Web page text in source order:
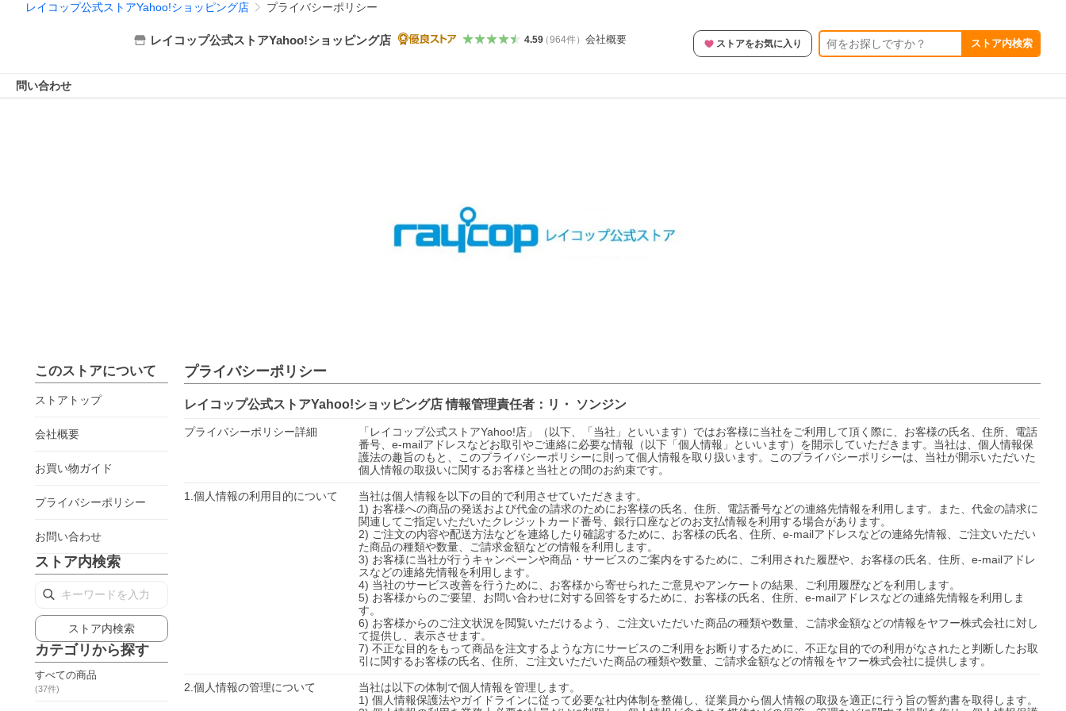
レイコップ公式ストアYahoo!ショッピング店 プライバシーポリシー
レイコップ公式ストアYahoo!ショッピング店 4.59（964件） 会社概要 ストアをお気に入り ストア内検索
問い合わせ
このストアについて
ストアトップ
会社概要
お買い物ガイド
プライバシーポリシー
お問い合わせ
ストア内検索
ストア内検索
カテゴリから探す
すべての商品
(37件)
プライバシーポリシー
レイコップ公式ストアYahoo!ショッピング店情報管理責任者： リ・ ソンジン
プライバシーポリシー詳細
「レイコップ公式ストアYahoo!店」（以下、「当社」といいます）ではお客様に当社をご利用して頂く際に、お客様の氏名、住所、電話
番号、e-mailアドレスなどお取引やご連絡に必要な情報（以下「個人情報」といいます）を開示していただきます。当社は、個人情報保
護法の趣旨のもと、このプライバシーポリシーに則って個人情報を取り扱います。このプライバシーポリシーは、当社が開示いただいた
個人情報の取扱いに関するお客様と当社との間のお約束です。
1.個人情報の利用目的について
当社は個人情報を以下の目的で利用させていただきます。
1) お客様への商品の発送および代金の請求のためにお客様の氏名、住所、電話番号などの連絡先情報を利用します。また、代金の請求に
関連してご指定いただいたクレジットカード番号、銀行口座などのお支払情報を利用する場合があります。
2) ご注文の内容や配送方法などを連絡したり確認するために、お客様の氏名、住所、e-mailアドレスなどの連絡先情報、ご注文いただい
た商品の種類や数量、ご請求金額などの情報を利用します。
3) お客様に当社が行うキャンペーンや商品・サービスのご案内をするために、ご利用された履歴や、お客様の氏名、住所、e-mailアドレ
スなどの連絡先情報を利用します。
4) 当社のサービス改善を行うために、お客様から寄せられたご意見やアンケートの結果、ご利用履歴などを利用します。
5) お客様からのご要望、お問い合わせに対する回答をするために、お客様の氏名、住所、e-mailアドレスなどの連絡先情報を利用しま
す。
6) お客様からのご注文状況を閲覧いただけるよう、ご注文いただいた商品の種類や数量、ご請求金額などの情報をヤフー株式会社に対し
て提供し、表示させます。
7) 不正な目的をもって商品を注文するような方にサービスのご利用をお断りするために、不正な目的での利用がなされたと判断したお取
引に関するお客様の氏名、住所、ご注文いただいた商品の種類や数量、ご請求金額などの情報をヤフー株式会社に提供します。
2.個人情報の管理について
当社は以下の体制で個人情報を管理します。
1) 個人情報保護法やガイドラインに従って必要な社内体制を整備し、従業員から個人情報の取扱を適正に行う旨の誓約書を取得します。